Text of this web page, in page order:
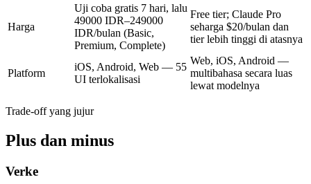
Harga
Uji coba gratis 7 hari, lalu
49000 IDR–249000
IDR/bulan (Basic,
Premium, Complete)
Free tier; Claude Pro
seharga $20/bulan dan
tier lebih tinggi di atasnya
Platform
iOS, Android, Web — 55
UI terlokalisasi
Web, iOS, Android —
multibahasa secara luas
lewat modelnya
Trade-off yang jujur
Plus dan minus
Verke